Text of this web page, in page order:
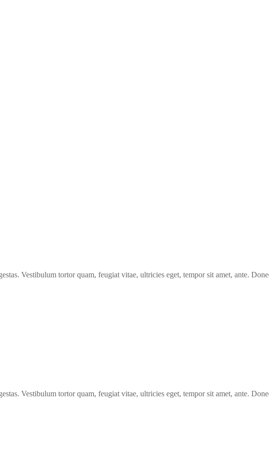
Vestibulum tortor quam, feugiat vitae, ultricies eget, tempor sit amet, ante.
Vestibulum tortor quam, feugiat vitae, ultricies eget, tempor sit amet, ante.